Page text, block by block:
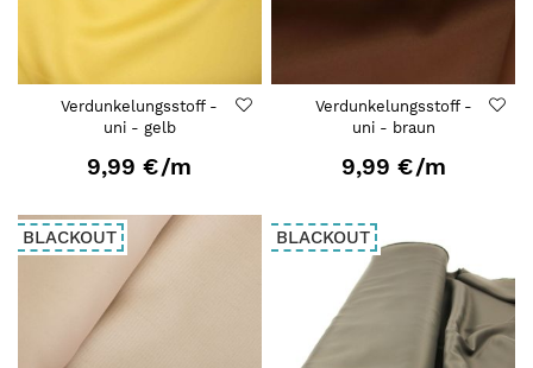
Verdunkelungsstoff -
uni - gelb
9,99 €/m
Verdunkelungsstoff -
uni - braun
9,99 €/m
BLACKOUT BLACKOUT